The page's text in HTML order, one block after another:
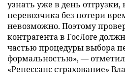
узнать уже в день отгрузки,
перевозчика без потери
невозможно. Поэтому
контрагента в ГосЛоге
частью процедуры выбора
формальностью», —
«Ренессанс страхование»